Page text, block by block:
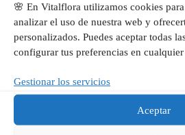
🌸 En Vitalflora utilizamos cookies
analizar el uso de nuestra web y
personalizados. Puedes aceptar todas
configurar tus preferencias en
Gestionar los servicios
Aceptar
Vitalflora es una floristería artesanal
Rafelbunyol especializada en ramos de
flores a domicilio y decoración floral
Diseñamos cada proyecto de forma
cada detalle para crear composiciones
Servicios
Floristería en